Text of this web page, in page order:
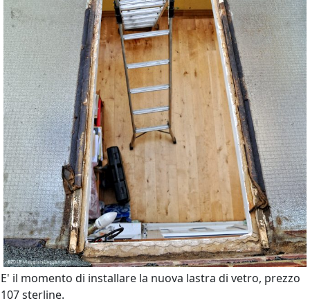
E' il momento di installare la nuova lastra di vetro, prezzo
107 sterline.